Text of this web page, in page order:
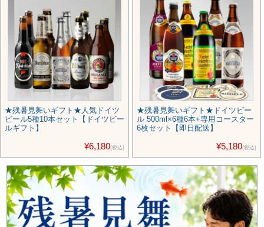
★残暑見舞いギフト★人気ドイツ
ビール5種10本セット【ドイツビー
ルギフト】
¥6,180(税込)
★残暑見舞いギフト★ドイツビー
ル 500ml×6種6本+専用コースター
6枚セット【即日配送】
¥5,180(税込)